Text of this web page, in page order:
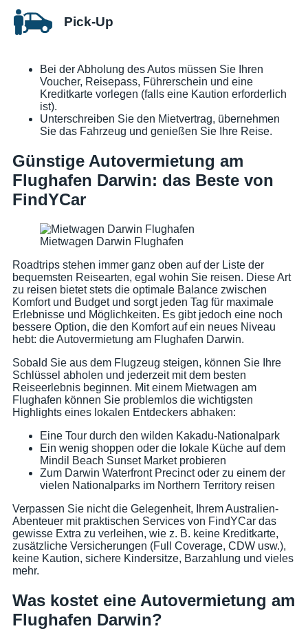
Pick-Up
Bei der Abholung des Autos müssen Sie Ihren
Voucher, Reisepass, Führerschein und eine
Kreditkarte vorlegen (falls eine Kaution erforderlich
ist).
Unterschreiben Sie den Mietvertrag, übernehmen
Sie das Fahrzeug und genießen Sie Ihre Reise.
Günstige Autovermietung am
Flughafen Darwin: das Beste von
FindYCar
Mietwagen Darwin Flughafen
Roadtrips stehen immer ganz oben auf der Liste der
bequemsten Reisearten, egal wohin Sie reisen. Diese Art
zu reisen bietet stets die optimale Balance zwischen
Komfort und Budget und sorgt jeden Tag für maximale
Erlebnisse und Möglichkeiten. Es gibt jedoch eine noch
bessere Option, die den Komfort auf ein neues Niveau
hebt: die Autovermietung am Flughafen Darwin.
Sobald Sie aus dem Flugzeug steigen, können Sie Ihre
Schlüssel abholen und jederzeit mit dem besten
Reiseerlebnis beginnen. Mit einem Mietwagen am
Flughafen können Sie problemlos die wichtigsten
Highlights eines lokalen Entdeckers abhaken:
Eine Tour durch den wilden Kakadu-Nationalpark
Ein wenig shoppen oder die lokale Küche auf dem
Mindil Beach Sunset Market probieren
Zum Darwin Waterfront Precinct oder zu einem der
vielen Nationalparks im Northern Territory reisen
Verpassen Sie nicht die Gelegenheit, Ihrem Australien-
Abenteuer mit praktischen Services von FindYCar das
gewisse Extra zu verleihen, wie z. B. keine Kreditkarte,
zusätzliche Versicherungen (Full Coverage, CDW usw.),
keine Kaution, sichere Kindersitze, Barzahlung und vieles
mehr.
Was kostet eine Autovermietung am
Flughafen Darwin?